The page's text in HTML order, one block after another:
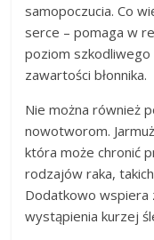
samopoczucia. Co
serce – pomaga w
poziom
zawartości błonnika.
Nie można również
nowotworom.
która może chronić
rodzajów raka,
Dodatkowo wspiera
wystąpienia kurzej